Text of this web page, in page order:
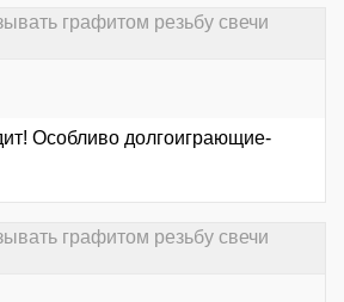
графитом резьбу свечи
Особливо долгоиграющие-
графитом резьбу свечи